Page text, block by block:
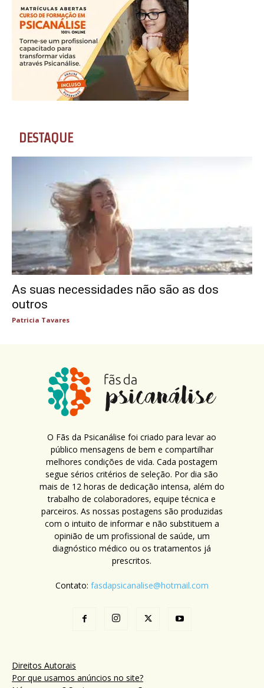
DESTAQUE
As suas necessidades não são as dos
outros
Patricia Tavares
O Fãs da Psicanálise foi criado para levar ao
público mensagens de bem e compartilhar
melhores condições de vida. Cada postagem
segue sérios critérios de seleção. Por dia são
mais de 12 horas de dedicação intensa, além do
trabalho de colaboradores, equipe técnica e
parceiros. As nossas postagens são produzidas
com o intuito de informar e não substituem a
opinião de um profissional de saúde, um
diagnóstico médico ou os tratamentos já
prescritos.
Contato: fasdapsicanalise@hotmail.com
Direitos Autorais
Por que usamos anúncios no site?